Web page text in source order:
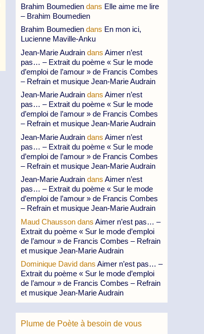
Brahim Boumedien dans Elle aime me lire
– Brahim Boumedien
Brahim Boumedien dans En mon ici,
Lucienne Maville-Anku
Jean-Marie Audrain dans Aimer n’est
pas… – Extrait du poème « Sur le mode
d’emploi de l’amour » de Francis Combes
– Refrain et musique Jean-Marie Audrain
Jean-Marie Audrain dans Aimer n’est
pas… – Extrait du poème « Sur le mode
d’emploi de l’amour » de Francis Combes
– Refrain et musique Jean-Marie Audrain
Jean-Marie Audrain dans Aimer n’est
pas… – Extrait du poème « Sur le mode
d’emploi de l’amour » de Francis Combes
– Refrain et musique Jean-Marie Audrain
Jean-Marie Audrain dans Aimer n’est
pas… – Extrait du poème « Sur le mode
d’emploi de l’amour » de Francis Combes
– Refrain et musique Jean-Marie Audrain
Maud Chausson dans Aimer n’est pas… –
Extrait du poème « Sur le mode d’emploi
de l’amour » de Francis Combes – Refrain
et musique Jean-Marie Audrain
Dominique David dans Aimer n’est pas… –
Extrait du poème « Sur le mode d’emploi
de l’amour » de Francis Combes – Refrain
et musique Jean-Marie Audrain
Plume de Poète à besoin de vous